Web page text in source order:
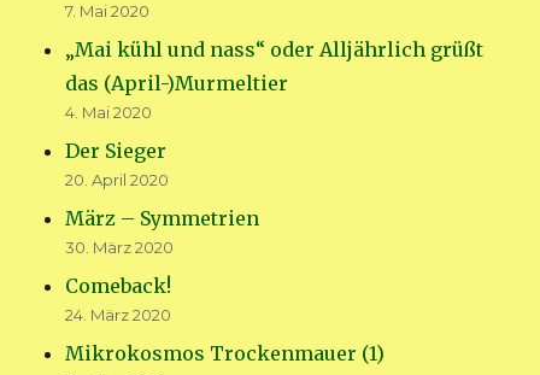
7. Mai 2020
„Mai kühl und nass“ oder Alljährlich grüßt
das (April-)Murmeltier
4. Mai 2020
Der Sieger
20. April 2020
März – Symmetrien
30. März 2020
Comeback!
24. März 2020
Mikrokosmos Trockenmauer (1)